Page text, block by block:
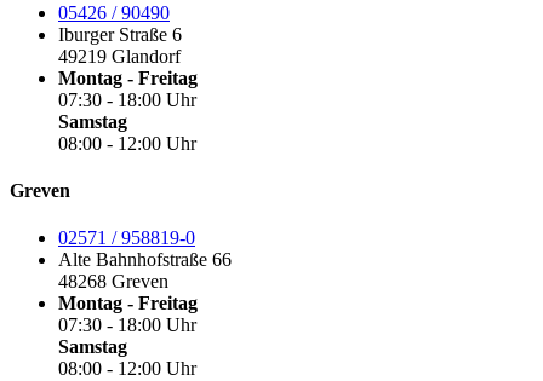
05426 / 90490
Iburger Straße 6
49219 Glandorf
Montag - Freitag
07:30 - 18:00 Uhr
Samstag
08:00 - 12:00 Uhr
Greven
02571 / 958819-0
Alte Bahnhofstraße 66
48268 Greven
Montag - Freitag
07:30 - 18:00 Uhr
Samstag
08:00 - 12:00 Uhr